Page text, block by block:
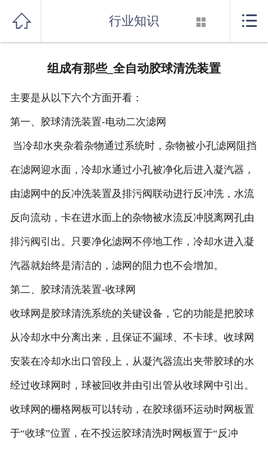
关于我们
产品展示
厂房设备
联系我们
 行业知识  
组成有那些_全自动胶球清洗装置
主要是从以下六个方面开看：
第一、胶球清洗装置-电动二次滤网
当冷却水夹杂着杂物通过系统时，杂物被小孔滤网阻挡
在滤网迎水面，冷却水通过小孔被净化后进入凝汽器，
由滤网中的反冲洗装置及排污阀联动进行反冲洗，水流
反向流动，卡在进水面上的杂物被水流反冲脱离网孔由
排污阀引出。只要净化滤网不停地工作，冷却水进入凝
汽器就始终是清洁的，滤网的阻力也不会增加。
第二、胶球清洗装置-收球网
收球网是胶球清洗系统的关键设备，它的功能是把胶球
从冷却水中分离出来，且保证不漏球、不卡球。收球网
安装在冷却水出口管段上，从凝汽器流出夹带胶球的水
经过收球网时，球被回收并由引出管从收球网中引出。
收球网的栅格网板可以转动，在胶球循环运动时网板置
于“收球”位置，在不投运胶球清洗时网板置于“反冲